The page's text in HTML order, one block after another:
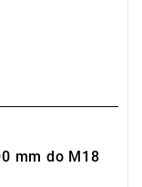
mm do M18